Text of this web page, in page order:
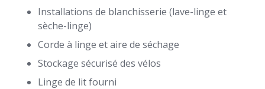
Installations de blanchisserie (lave-linge et
sèche-linge)
Corde à linge et aire de séchage
Stockage sécurisé des vélos
Linge de lit fourni